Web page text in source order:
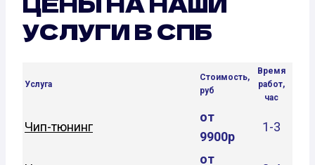
УСЛУГИ В СПБ
Услуга
Стоимость,
руб
Время
работ,
час
Чип-тюнинг
от
9900р
1-3
от